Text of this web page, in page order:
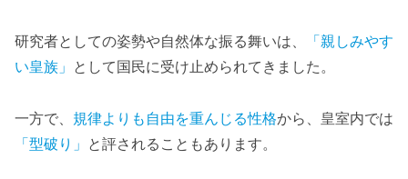
研究者としての姿勢や自然体な振る舞いは、
「親しみやす
い皇族」 として国民に受け止められてきました。
一方で、 規律よりも自由を重んじる性格から、皇室内では
「型破り」 と評されることもあります。